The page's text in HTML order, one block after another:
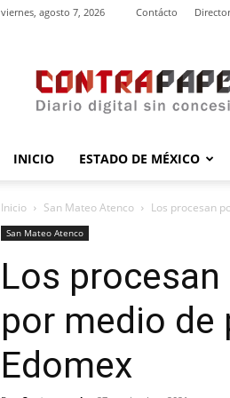
viernes, agosto 7, 2026 Contácto
INICIO ESTADO DE MÉXICO
Inicio San Mateo Atenco Los procesan
San Mateo Atenco
Los
por medio
Edomex